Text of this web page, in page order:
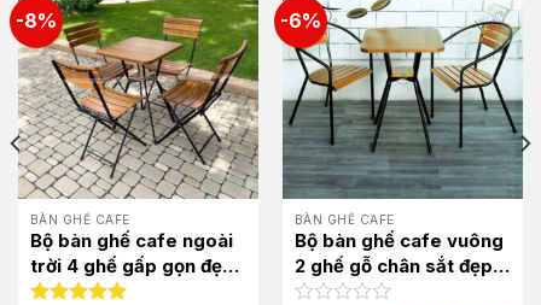
-8%
BÀN GHẾ CAFE
Bộ bàn ghế cafe ngoài
trời 4 ghế gấp gọn đẹp
BBCF24
-6%
BÀN GHẾ CAFE
Bộ bàn ghế cafe vuông
2 ghế gỗ chân sắt đẹp
BBCF30